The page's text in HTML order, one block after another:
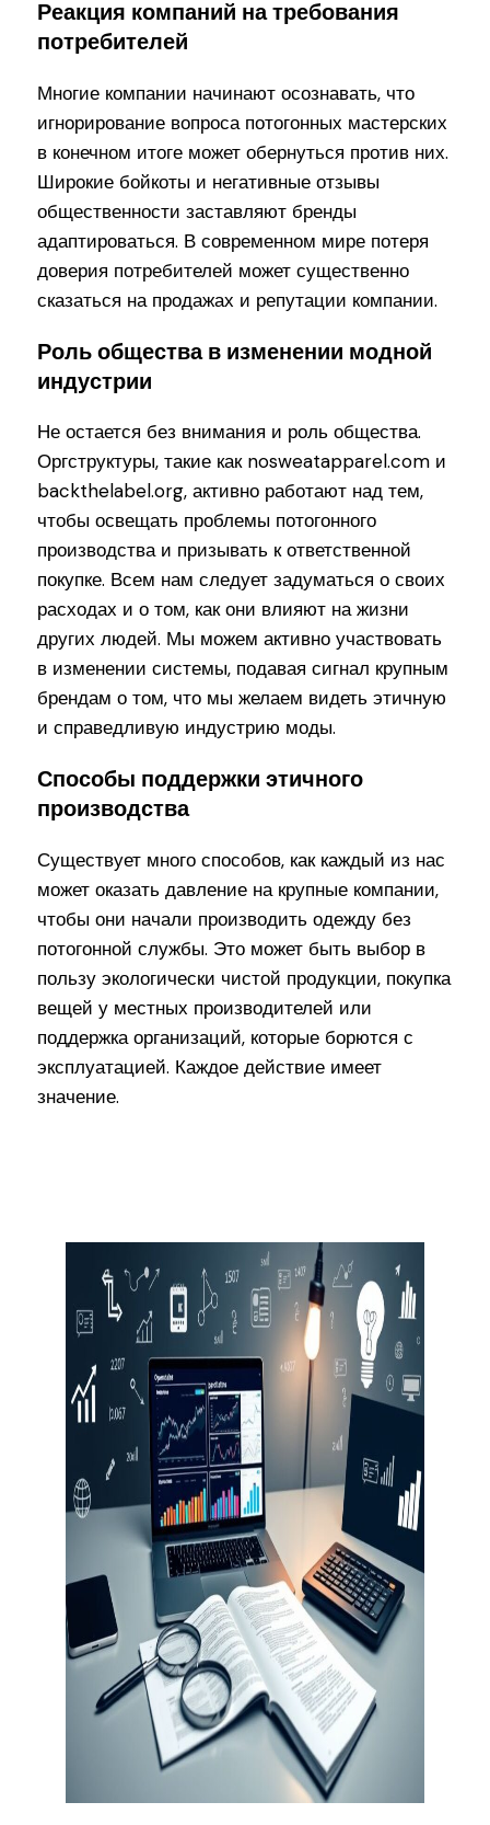
Реакция компаний на требования
потребителей
Многие компании начинают осознавать, что
игнорирование вопроса потогонных мастерских
в конечном итоге может обернуться против них.
Широкие бойкоты и негативные отзывы
общественности заставляют бренды
адаптироваться. В современном мире потеря
доверия потребителей может существенно
сказаться на продажах и репутации компании.
Роль общества в изменении модной
индустрии
Не остается без внимания и роль общества.
Оргструктуры, такие как nosweatapparel.com и
backthelabel.org, активно работают над тем,
чтобы освещать проблемы потогонного
производства и призывать к ответственной
покупке. Всем нам следует задуматься о своих
расходах и о том, как они влияют на жизни
других людей. Мы можем активно участвовать
в изменении системы, подавая сигнал крупным
брендам о том, что мы желаем видеть этичную
и справедливую индустрию моды.
Способы поддержки этичного
производства
Существует много способов, как каждый из нас
может оказать давление на крупные компании,
чтобы они начали производить одежду без
потогонной службы. Это может быть выбор в
пользу экологически чистой продукции, покупка
вещей у местных производителей или
поддержка организаций, которые борются с
эксплуатацией. Каждое действие имеет
значение.